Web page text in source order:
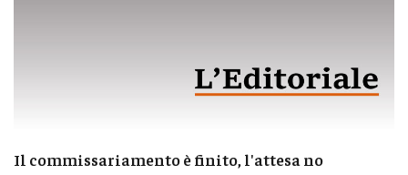
Il commissariamento è finito, l'attesa no